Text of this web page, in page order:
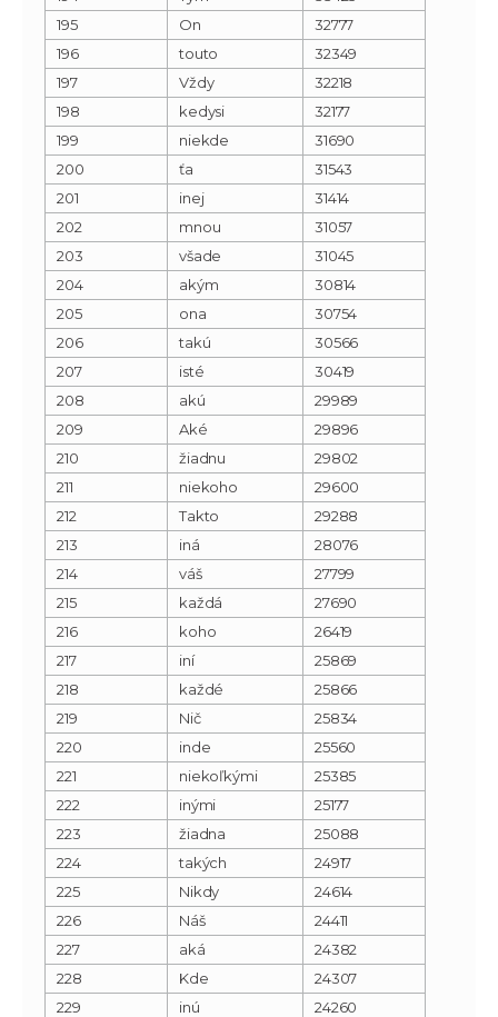
195
On
32777
196
touto
32349
197
Vždy
32218
198
kedysi
32177
199
niekde
31690
200
ťa
31543
201
inej
31414
202
mnou
31057
203
všade
31045
204
akým
30814
205
ona
30754
206
takú
30566
207
isté
30419
208
akú
29989
209
Aké
29896
210
žiadnu
29802
211
niekoho
29600
212
Takto
29288
213
iná
28076
214
váš
27799
215
každá
27690
216
koho
26419
217
iní
25869
218
každé
25866
219
Nič
25834
220
inde
25560
221
niekoľkými
25385
222
inými
25177
223
žiadna
25088
224
takých
24917
225
Nikdy
24614
226
Náš
24411
227
aká
24382
228
Kde
24307
229
inú
24260